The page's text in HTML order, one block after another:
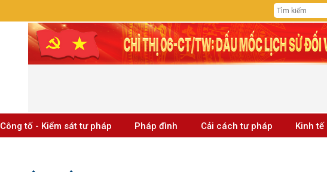
Công tố - Kiểm sát tư pháp Pháp đình Cải cách tư pháp Kinh tế